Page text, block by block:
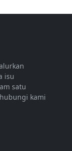
isu
satu
kami